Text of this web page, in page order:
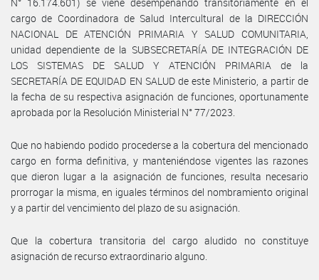
cargo de Coordinadora de Salud Intercultural de la DIRECCIÓN
NACIONAL DE ATENCIÓN PRIMARIA Y SALUD COMUNITARIA,
unidad dependiente de la SUBSECRETARÍA DE INTEGRACIÓN DE
LOS SISTEMAS DE SALUD Y ATENCIÓN PRIMARIA de la
SECRETARÍA DE EQUIDAD EN SALUD de este Ministerio, a partir de
la fecha de su respectiva asignación de funciones, oportunamente
aprobada por la Resolución Ministerial N° 77/2023.
Que no habiendo podido procederse a la cobertura del mencionado
cargo en forma definitiva, y manteniéndose vigentes las razones
que dieron lugar a la asignación de funciones, resulta necesario
prorrogar la misma, en iguales términos del nombramiento original
y a partir del vencimiento del plazo de su asignación.
Que la cobertura transitoria del cargo aludido no constituye
asignación de recurso extraordinario alguno.